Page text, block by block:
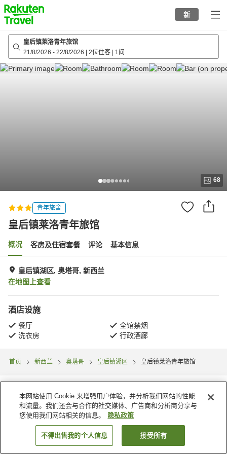
to
top
page
新
皇后镇莱洛青年旅馆
21/8/2026 - 22/8/2026 2位住客 1间
68
青年旅舍
皇后镇莱洛青年旅馆
概况 客房及住宿套餐 评论 基本信息
皇后镇湖区, 奥塔哥, 新西兰
在地图上查看
酒店设施
餐厅
全馆禁烟
洗衣房
行政酒廊
首页 新西兰 奥塔哥 皇后镇湖区 皇后镇莱洛青年旅馆
搜索客房
本网站使用 Cookie 来增强用户体验，并分析我们网站的性能
和流量。我们还会与合作的社交媒体、广告商和分析商分享与
您使用我们网站相关的信息。
隐私政策
不得出售我的个人信息 接受所有